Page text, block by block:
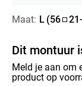
Maat: L (56 21-
Dit montuur
Meld je aan om
product op